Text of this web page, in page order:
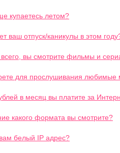
купаетесь летом?
ваш отпуск/каникулы в этом
вы смотрите фильмы и
для прослушивания любимые
в месяц вы платите за
какого формата вы смотрите?
белый IP адрес?